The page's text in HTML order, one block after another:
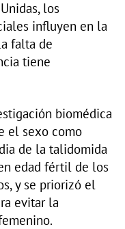
los
influyen en la
falta de
tiene
biomédica
el sexo como
de la talidomida
edad fértil de los
y se priorizó el
evitar la